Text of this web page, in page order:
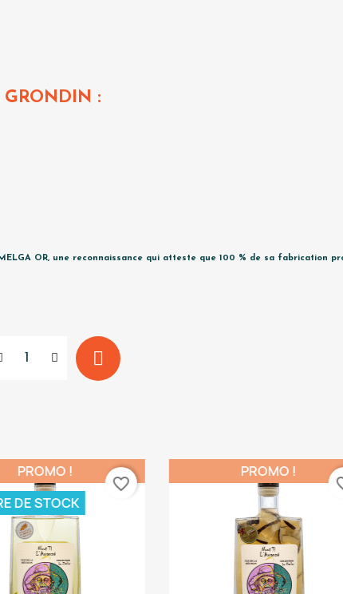
:
OR, une reconnaissance qui atteste que 100 % de sa fabrication
PROMO !
DE STOCK
favorite_border
PROMO !
favorite_border